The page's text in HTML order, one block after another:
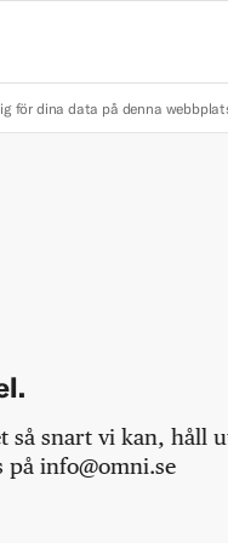
för dina data på denna
så snart vi kan, håll
info@omni.se